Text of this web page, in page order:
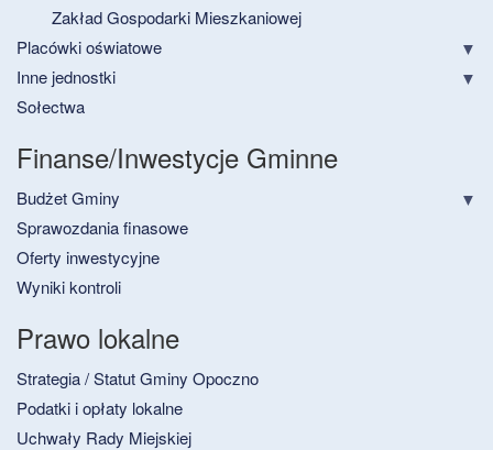
Zakład Gospodarki Mieszkaniowej
Placówki oświatowe
Inne jednostki
Sołectwa
Finanse/Inwestycje Gminne
Budżet Gminy
Sprawozdania finasowe
Oferty inwestycyjne
Wyniki kontroli
Prawo lokalne
Strategia / Statut Gminy Opoczno
Podatki i opłaty lokalne
Uchwały Rady Miejskiej